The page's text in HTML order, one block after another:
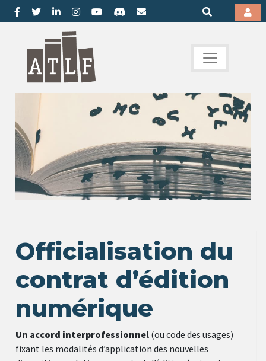
Officialisation du
contrat d’édition
numérique
Un accord interprofessionnel (ou code des usages)
fixant les modalités d’application des nouvelles